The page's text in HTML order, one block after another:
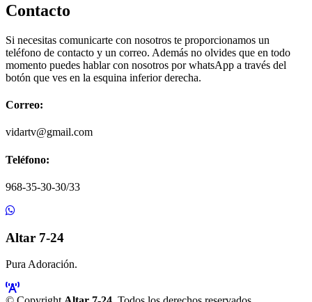
Contacto
Si necesitas comunicarte con nosotros te proporcionamos un
teléfono de contacto y un correo. Además no olvides que en todo
momento puedes hablar con nosotros por whatsApp a través del
botón que ves en la esquina inferior derecha.
Correo:
vidartv@gmail.com
Teléfono:
968-35-30-30/33
Altar 7-24
Pura Adoración.